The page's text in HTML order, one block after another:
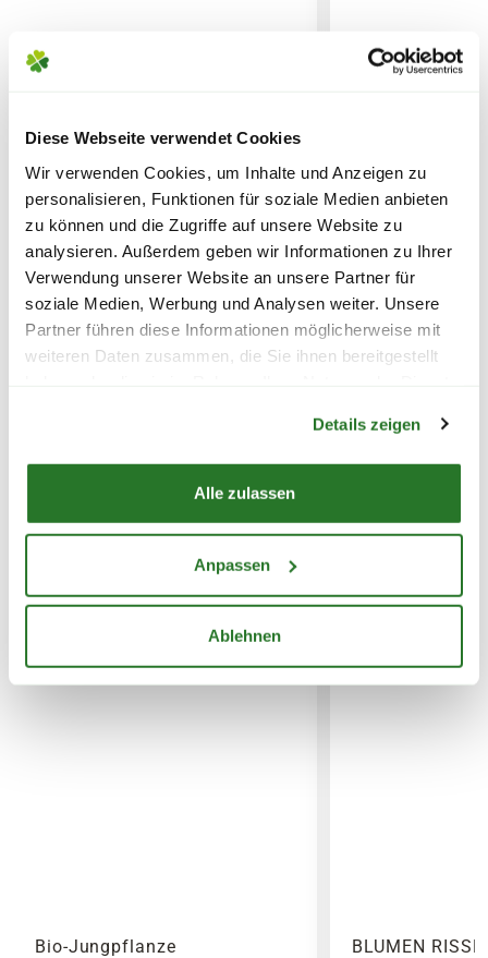
Diese Webseite verwendet Cookies
Wir verwenden Cookies, um Inhalte und Anzeigen zu
personalisieren, Funktionen für soziale Medien anbieten
zu können und die Zugriffe auf unsere Website zu
analysieren. Außerdem geben wir Informationen zu Ihrer
Verwendung unserer Website an unsere Partner für
soziale Medien, Werbung und Analysen weiter. Unsere
Partner führen diese Informationen möglicherweise mit
weiteren Daten zusammen, die Sie ihnen bereitgestellt
Details zeigen
Alle zulassen
Anpassen
Ablehnen
für Standardpakete (z.B.Dünger oder
Zubehör)
SPERRGUTVERSAND
SPEDITIONSVERSAND
29,95€
Tomate 'Trixi', 12 cm Topf
4,99
inkl. MwSt. zzgl. Versandkosten
Krimm', 7 cm
4,99
WEITERE PRODUKTE
Bio-Jungpflanze
BLUMEN